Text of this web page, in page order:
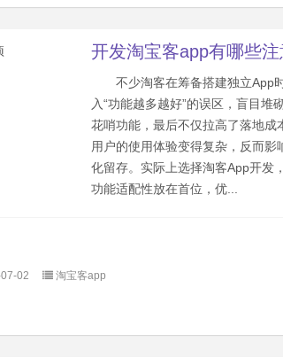
开发淘宝客app有哪些
不少淘客在筹备搭建独立App
入“功能越多越好”的误区，盲目堆
花哨功能，最后不仅拉高了落地成
用户的使用体验变得复杂，反而影
化留存。实际上选择淘客App开发
功能适配性放在首位，优...
02 淘宝客app